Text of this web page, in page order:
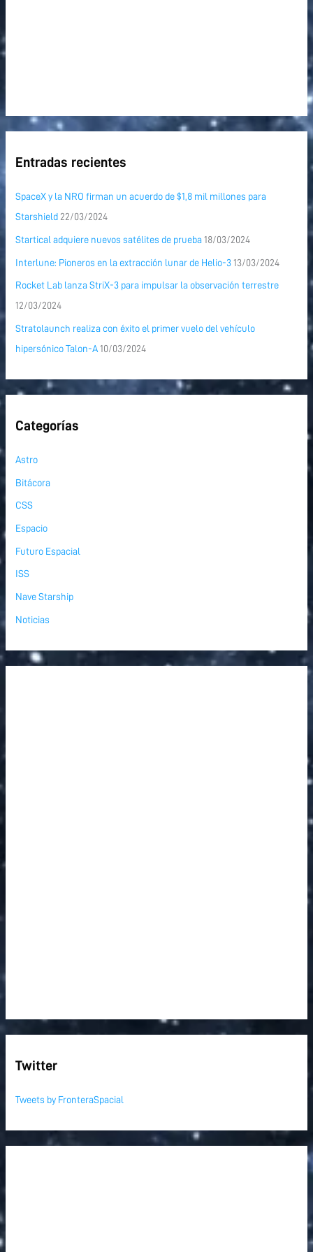
Entradas recientes
SpaceX y la NRO firman un acuerdo de $1,8 mil millones para
Starshield 22/03/2024
Startical adquiere nuevos satélites de prueba 18/03/2024
Interlune: Pioneros en la extracción lunar de Helio-3 13/03/2024
Rocket Lab lanza StriX-3 para impulsar la observación terrestre
12/03/2024
Stratolaunch realiza con éxito el primer vuelo del vehículo
hipersónico Talon-A 10/03/2024
Categorías
Astro
Bitácora
CSS
Espacio
Futuro Espacial
ISS
Nave Starship
Noticias
Twitter
Tweets by FronteraSpacial